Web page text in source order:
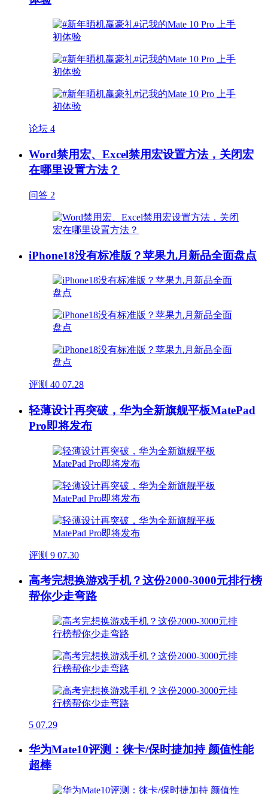
论坛 4
Word禁用宏、Excel禁用宏设置方法，关闭宏
在哪里设置方法？
问答 2
iPhone18没有标准版？苹果九月新品全面盘点
评测 40 07.28
轻薄设计再突破，华为全新旗舰平板MatePad
Pro即将发布
评测 9 07.30
高考完想换游戏手机？这份2000-3000元排行榜
帮你少走弯路
5 07.29
华为Mate10评测：徕卡/保时捷加持 颜值性能
超棒